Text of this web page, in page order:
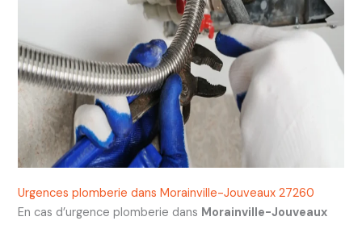
Urgences plomberie dans Morainville-Jouveaux 27260
En cas d’urgence plomberie dans Morainville-Jouveaux